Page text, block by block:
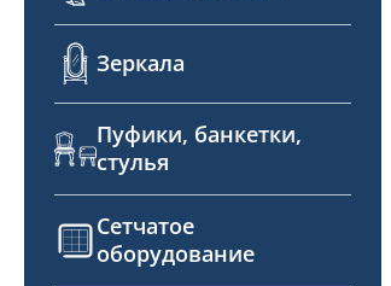
Зеркала
Пуфики, банкетки,
стулья
Сетчатое
оборудование